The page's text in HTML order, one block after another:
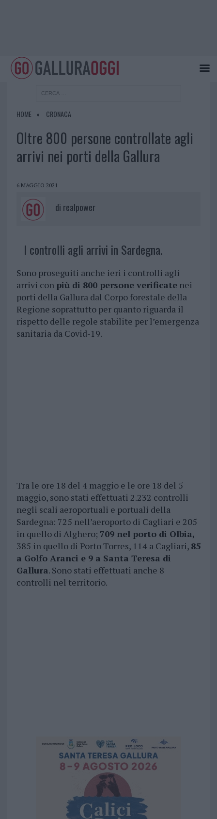
HOME CRONACA
Oltre 800 persone controllate agli
arrivi nei porti della Gallura
6 MAGGIO 2021
di realpower
I controlli agli arrivi in Sardegna.
Sono proseguiti anche ieri i controlli agli
arrivi con più di 800 persone verificatenei
porti della Gallura dal Corpo forestale della
Regione soprattutto per quanto riguarda il
rispetto delle regole stabilite per l’emergenza
sanitaria da Covid-19.
Tra le ore 18 del 4 maggio e le ore 18 del 5
maggio, sono stati effettuati 2.232 controlli
negli scali aeroportuali e portuali della
Sardegna: 725 nell’aeroporto di Cagliari e 205
in quello di Alghero; 709 nel porto di Olbia,
385 in quello di Porto Torres, 114 a Cagliari, 85
a Golfo Aranci e 9 a Santa Teresa di
Gallura. Sono stati effettuati anche 8
controlli nel territorio.